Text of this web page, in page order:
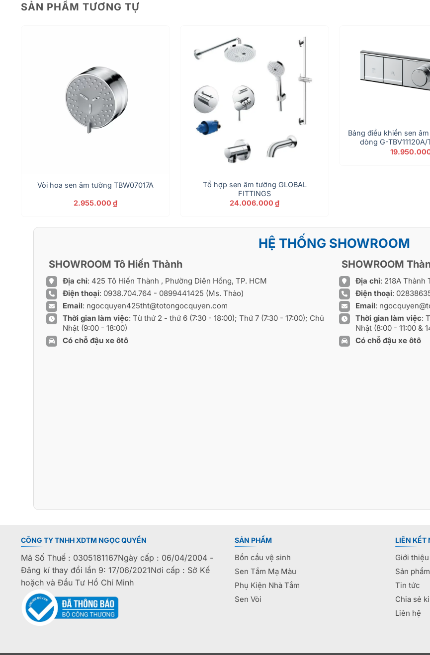
SẢN PHẨM TƯƠNG TỰ
Vòi hoa sen âm tường TBW07017A
2.955.000 ₫
Tổ hợp sen âm tường GLOBAL
FITTINGS
24.006.000 ₫
Bảng điều khiển sen
dòng G-TBV11120A/
HỆ THỐNG SHOWROOM
SHOWROOM Tô Hiến Thành
Địa chỉ: 425 Tô Hiến Thành , Phường Diên Hồng, TP. HCM
Điện thoại: 0938.704.764 - 0899441425 (Ms. Thảo)
Email: ngocquyen425tht@totongocquyen.com
Thời gian làm việc: Từ thứ 2 - thứ 6 (7:30 - 18:00); Thứ 7 (7:30 - 17:00); Chủ
Nhật (9:00 - 18:00)
Có chỗ đậu xe ôtô
SHOWROOM
Địa chỉ: 218A Thành
Điện thoại:
Email:
Thời gian làm việc:
Nhật (8:00 - 11:00 &
Có chỗ đậu xe ôtô
CÔNG TY TNHH XDTM NGỌC QUYẾN
Mã Số Thuế : 0305181167Ngày cấp : 06/04/2004 -
Đăng kí thay đổi lần 9: 17/06/2021Nơi cấp : Sở Kế
hoặch và Đầu Tư Hồ Chí Minh
SẢN PHẨM
Bồn cầu vệ sinh
Sen Tắm Mạ Màu
Phụ Kiện Nhà Tắm
Sen Vòi
LIÊN KẾT
Giới thiệu
Sản phẩm
Tin tức
Chia sẻ
Liên hệ